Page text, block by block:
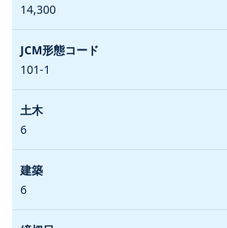
14,300
101-1
6
6